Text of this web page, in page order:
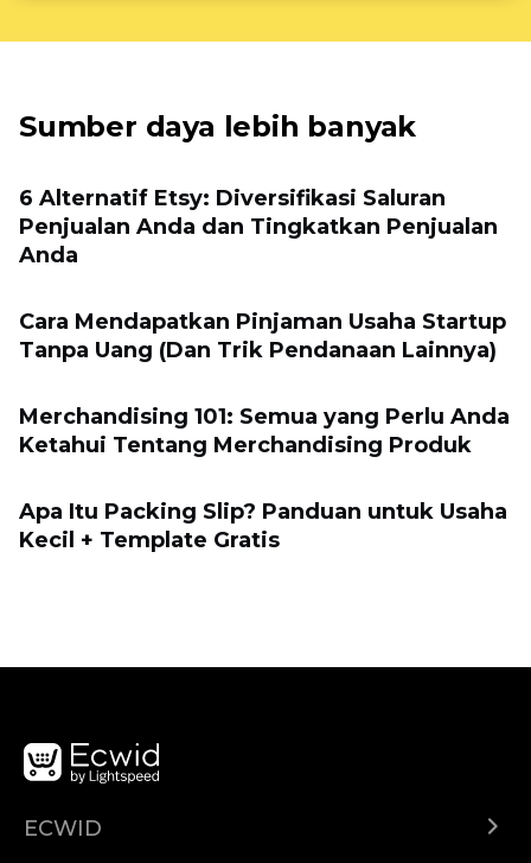
Sumber daya lebih banyak
6 Alternatif Etsy: Diversifikasi Saluran
Penjualan Anda dan Tingkatkan Penjualan
Anda
Cara Mendapatkan Pinjaman Usaha Startup
Tanpa Uang (Dan Trik Pendanaan Lainnya)
Merchandising 101: Semua yang Perlu Anda
Ketahui Tentang Merchandising Produk
Apa Itu Packing Slip? Panduan untuk Usaha
Kecil + Template Gratis
ECWID